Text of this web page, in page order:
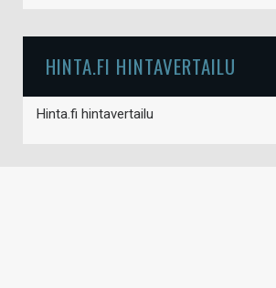
HINTA.FI HINTAVERTAILU
Hinta.fi hintavertailu